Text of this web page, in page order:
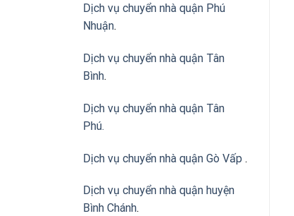
Dịch vụ chuyển nhà quận Phú
Nhuận.
Dịch vụ chuyển nhà quận Tân
Bình.
Dịch vụ chuyển nhà quận Tân
Phú.
Dịch vụ chuyển nhà quận Gò Vấp .
Dịch vụ chuyển nhà quận huyện
Bình Chánh.